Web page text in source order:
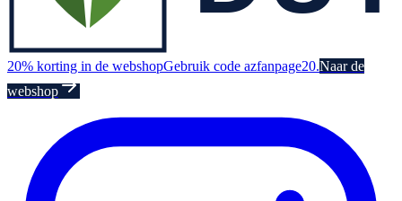
20% korting in de webshopGebruik code azfanpage20.Naar de
webshop